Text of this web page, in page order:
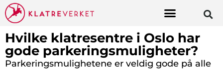
Hvilke klatresentre i Oslo har
gode parkeringsmuligheter?
Parkeringsmulighetene er veldig gode på alle